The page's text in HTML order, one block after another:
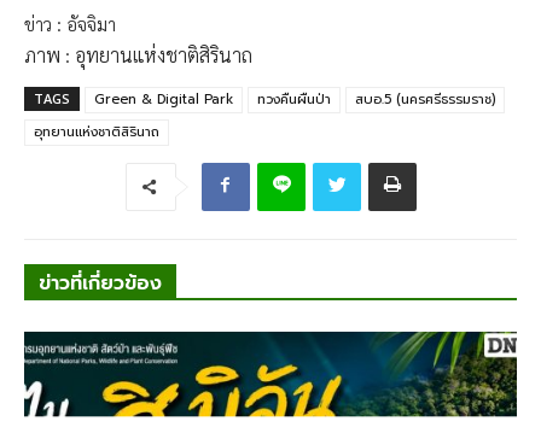
ข่าว : อัจจิมา
ภาพ : อุทยานแห่งชาติสิรินาถ
TAGS Green & Digital Park ทวงคืนผืนป่า
สบอ.5 (นครศรีธรรมราช)
อุทยานแห่งชาติสิรินาถ
ข่าวที่เกี่ยวข้อง